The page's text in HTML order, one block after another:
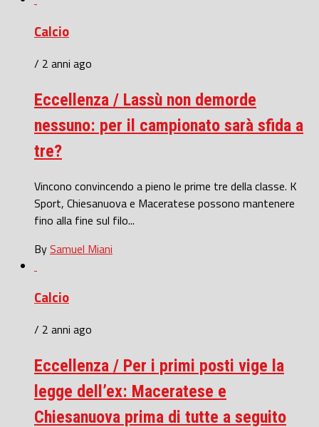
Calcio
/ 2 anni ago
Eccellenza / Lassù non demorde
nessuno: per il campionato sarà sfida a
tre?
Vincono convincendo a pieno le prime tre della classe. K
Sport, Chiesanuova e Maceratese possono mantenere
fino alla fine sul filo...
BySamuel Miani
Calcio
/ 2 anni ago
Eccellenza / Per i primi posti vige la
legge dell’ex: Maceratese e
Chiesanuova prima di tutte a seguito